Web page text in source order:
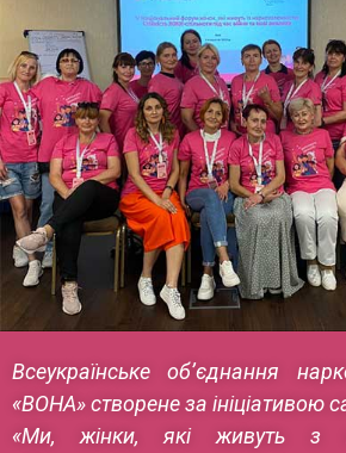
Всеукраїнське об’єднання
«ВОНА» створене за ініціативою
«Ми, жінки, які живуть з